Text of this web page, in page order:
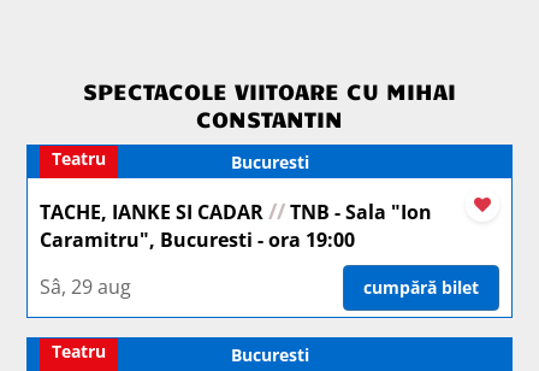
SPECTACOLE VIITOARE CU MIHAI
CONSTANTIN
Bucuresti
Teatru
TACHE, IANKE SI CADAR//TNB - Sala "Ion
Caramitru", Bucuresti - ora 19:00
Sâ, 29 aug
cumpără bilet
Bucuresti
Teatru